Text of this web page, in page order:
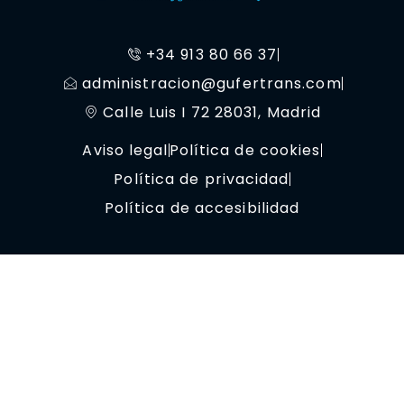
+34 913 80 66 37
administracion@gufertrans.com
Calle Luis I 72 28031, Madrid
Aviso legalPolítica de cookies
Política de privacidad
Política de accesibilidad